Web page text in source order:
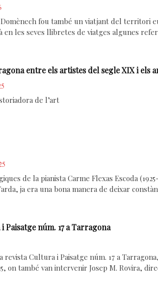
fou també un viatjant del territori
les seves llibretes de viatges algunes
entre els artistes del segle XIX i els
de l’art
de la pianista Carme Flexas Escoda
ja era una bona manera de deixar
núm. 17 a Tarragona
Cultura i Paisatge núm. 17 a
on també van intervenir Josep M. Rovira,